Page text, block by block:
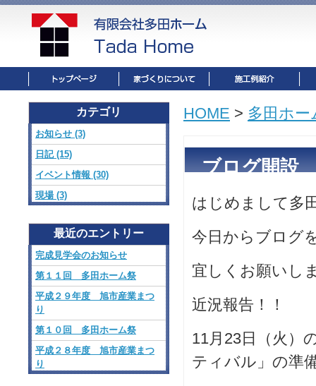
HOME > 多田ホ
ブログ開設
はじめまして多
今日からブログ
宜しくお願いし
近況報告！！
11月23日（火）
ティバル」の準
カテゴリ
お知らせ (3)
日記 (15)
イベント情報 (30)
現場 (3)
最近のエントリー
完成見学会のお知らせ
第１１回 多田ホーム祭
平成２９年度 旭市産業まつ
り
第１０回 多田ホーム祭
平成２８年度 旭市産業まつ
り